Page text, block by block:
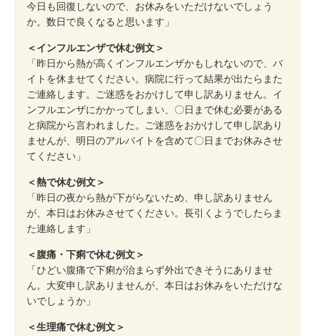
今日も回復しないので、お休みをいただけないでしょう
か。数日で良くなると思います」
＜インフルエンザで休む例文＞
「昨日から熱が高くインフルエンザかもしれないので、バ
イトを休ませてください。病院に行って結果が出たらまた
ご連絡します。ご迷惑をおかけして申し訳ありません。イ
ンフルエンザにかかってしまい、〇日まで休む必要がある
と病院から言われました。ご迷惑をおかけして申し訳あり
ませんが、明日のアルバイトを含めて〇日までお休みさせ
てください」
＜熱で休む例文＞
「昨日の夜から熱が下がらないため、申し訳ありません
が、本日はお休みさせてください。長引くようでしたらま
た連絡します」
＜腹痛・下痢で休む例文＞
「ひどい腹痛で下痢が治まらず外出できそうにありませ
ん。大変申し訳ありませんが、本日はお休みをいただけな
いでしょうか」
＜生理痛で休む例文＞